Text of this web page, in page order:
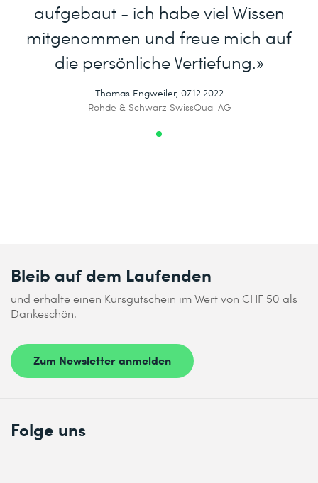
aufgebaut - ich habe viel Wissen
mitgenommen und freue mich auf
die persönliche Vertiefung.»
Thomas Engweiler, 07.12.2022
Rohde & Schwarz SwissQual AG
Bleib auf dem Laufenden
und erhalte einen Kursgutschein im Wert von CHF 50 als
Dankeschön.
Zum Newsletter anmelden
Folge uns